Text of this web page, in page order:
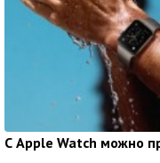
С Apple Watch можно